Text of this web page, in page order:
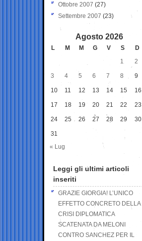
Ottobre 2007 (27)
Settembre 2007 (23)
Agosto 2026
L M M G V S
D
1
2
3 4 5 6 7 8 9
10 11 12 13 14 15 16
17 18 19 20 21 22 23
24 25 26 27 28 29 30
31
« Lug
Leggi gli ultimi articoli
inseriti
GRAZIE GIORGIA! L’UNICO
EFFETTO CONCRETO DELLA
CRISI DIPLOMATICA
SCATENATA DA MELONI
CONTRO SANCHEZ PER IL